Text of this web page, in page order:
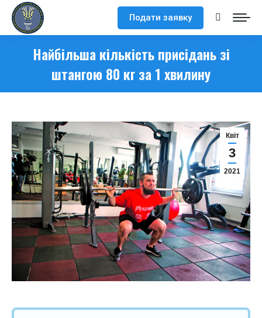
Подати заявку Search:
Найбільша кількість присідань зі
штангою 80 кг за 1 хвилину
Квіт
3
2021